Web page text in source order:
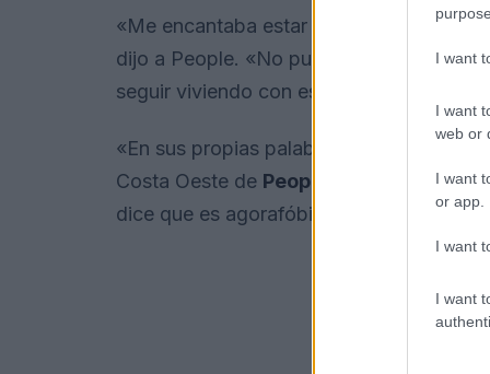
I want
I want
web or
I want
or app.
I want
I want
«Me encantaba estar en la pasarela.
dijo a People. «No puedo seguir
seguir viviendo con este dolor. Estoy
«En sus propias palabras, se ha
Costa Oeste de People Jason Sheeler
dice que es agorafóbica.